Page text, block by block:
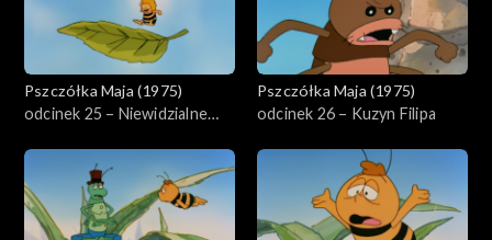
Pszczółka Maja (1975)
odcinek 25 – Niewidzialne
Pszczółka Maja (1975)
odcinek 26 – Kuzyn Filipa